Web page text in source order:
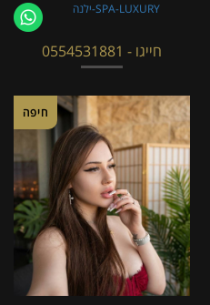
SPA-LUXURY-ילנה
חייגו - 0554531881
חיפה